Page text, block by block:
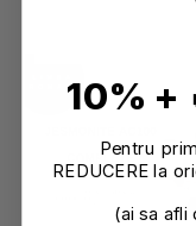
10% +
Pentru
REDUCERE la
(ai sa afli